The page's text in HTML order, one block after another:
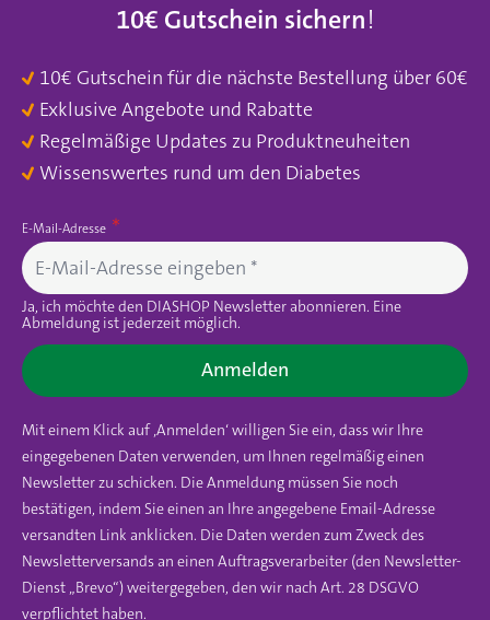
10€ Gutschein sichern!
10€ Gutschein für die nächste Bestellung über 60€
Exklusive Angebote und Rabatte
Regelmäßige Updates zu Produktneuheiten
Wissenswertes rund um den Diabetes
E-Mail-Adresse
Ja, ich möchte den DIASHOP Newsletter abonnieren. Eine
Abmeldung ist jederzeit möglich.
Anmelden
Mit einem Klick auf ‚Anmelden‘ willigen Sie ein, dass wir Ihre
eingegebenen Daten verwenden, um Ihnen regelmäßig einen
Newsletter zu schicken. Die Anmeldung müssen Sie noch
bestätigen, indem Sie einen an Ihre angegebene Email-Adresse
versandten Link anklicken. Die Daten werden zum Zweck des
Newsletterversands an einen Auftragsverarbeiter (den Newsletter-
Dienst „Brevo“) weitergegeben, den wir nach Art. 28 DSGVO
verpflichtet haben.